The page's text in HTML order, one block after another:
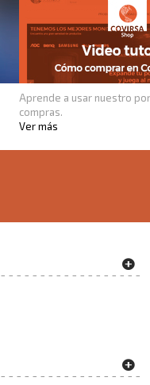
Aprende a usar nuestro
compras.
Ver más